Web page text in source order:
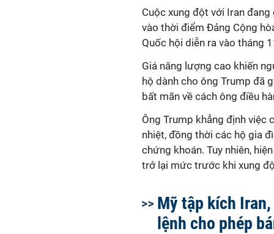
Cuộc xung đột với Iran đang
vào thời điểm Đảng Cộng
Quốc hội diễn ra vào tháng
Giá năng lượng cao khiến
hộ dành cho ông Trump đã
bất mãn về cách ông điều
Ông Trump khẳng định việc
nhiệt, đồng thời các hộ gia
chứng khoán. Tuy nhiên,
trở lại mức trước khi xung
Mỹ tập kích
lệnh cho phép